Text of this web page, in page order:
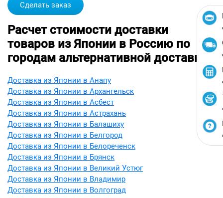
Сделать заказ
Расчет стоимости доставки
товаров из Японии в Россию по
городам альтернативной доставкой
Доставка из Японии в Анапу
Доставка из Японии в Архангельск
Доставка из Японии в Асбест
Доставка из Японии в Астрахань
Доставка из Японии в Балашиху
Доставка из Японии в Белгород
Доставка из Японии в Белореченск
Доставка из Японии в Брянск
Доставка из Японии в Великий Устюг
Доставка из Японии в Владимир
Доставка из Японии в Волгоград